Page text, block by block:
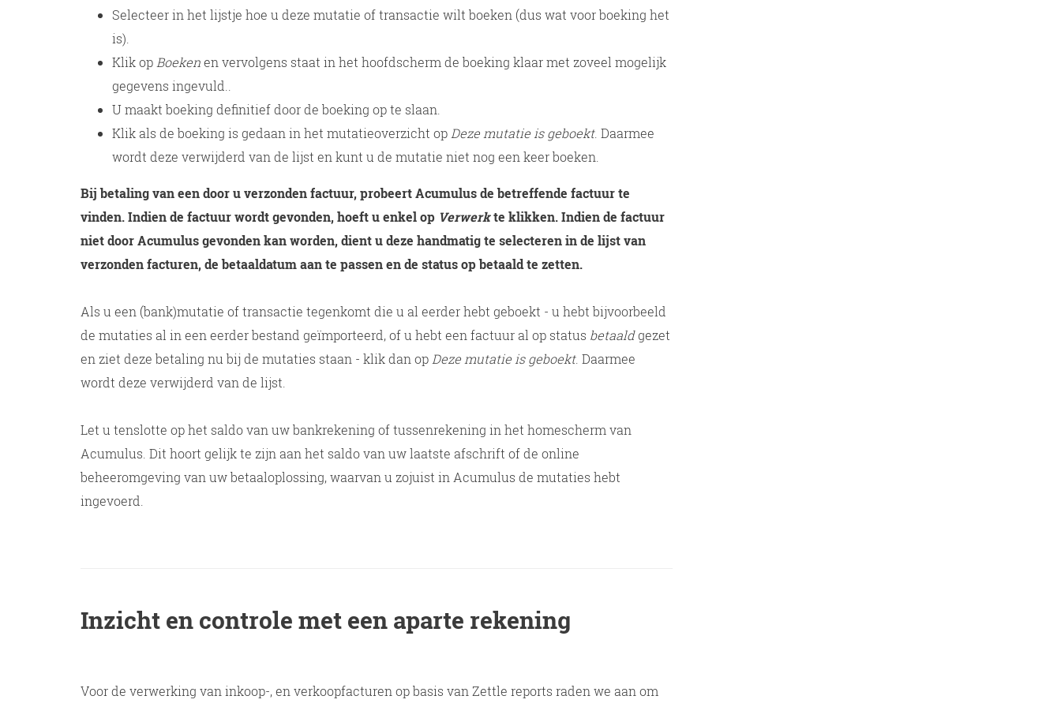
Selecteer in het lijstje hoe u deze mutatie of transactie wilt boeken (dus wat voor boeking het
is).
Klik op Boekenen vervolgens staat in het hoofdscherm de boeking klaar met zoveel mogelijk
gegevens ingevuld..
U maakt boeking definitief door de boeking op te slaan.
Klik als de boeking is gedaan in het mutatieoverzicht op Deze mutatie is geboekt. Daarmee
wordt deze verwijderd van de lijst en kunt u de mutatie niet nog een keer boeken.
Bij betaling van een door u verzonden factuur, probeert Acumulus de betreffende factuur te
vinden. Indien de factuur wordt gevonden, hoeft u enkel op Verwerkte klikken. Indien de factuur
niet door Acumulus gevonden kan worden, dient u deze handmatig te selecteren in de lijst van
verzonden facturen, de betaaldatum aan te passen en de status op betaald te zetten.
Als u een (bank)mutatie of transactie tegenkomt die u al eerder hebt geboekt - u hebt bijvoorbeeld
de mutaties al in een eerder bestand geïmporteerd, of u hebt een factuur al op status betaaldgezet
en ziet deze betaling nu bij de mutaties staan - klik dan op Deze mutatie is geboekt. Daarmee
wordt deze verwijderd van de lijst.
Let u tenslotte op het saldo van uw bankrekening of tussenrekening in het homescherm van
Acumulus. Dit hoort gelijk te zijn aan het saldo van uw laatste afschrift of de online
beheeromgeving van uw betaaloplossing, waarvan u zojuist in Acumulus de mutaties hebt
ingevoerd.
Inzicht en controle met een aparte rekening
Voor de verwerking van inkoop-, en verkoopfacturen op basis van Zettle reports raden we aan om